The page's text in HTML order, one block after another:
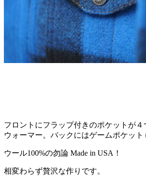
フロントにフラップ付きのポケットが４
ウォーマー。バックにはゲームポケット
ウール100%の勿論 Made in USA！
相変わらず贅沢な作りです。